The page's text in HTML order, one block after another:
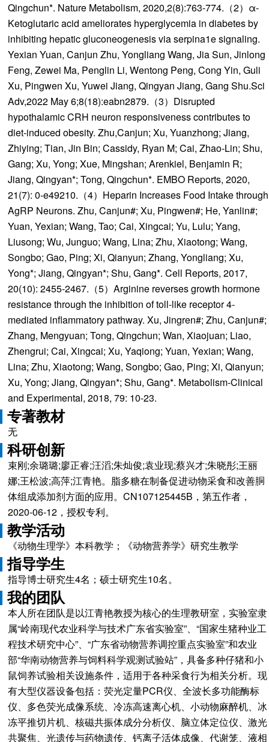
Qingchun*. Nature Metabolism, 2020,2(8):763-774.（2）α-
Ketoglutaric acid ameliorates hyperglycemia in diabetes by
inhibiting hepatic gluconeogenesis via serpina1e signaling.
Yexian Yuan, Canjun Zhu, Yongliang Wang, Jia Sun, Jinlong
Feng, Zewei Ma, Penglin Li, Wentong Peng, Cong Yin, Guli
Xu, Pingwen Xu, Yuwei Jiang, Qingyan Jiang, Gang Shu.Sci
Adv,2022 May 6;8(18):eabn2879.（3）Disrupted
hypothalamic CRH neuron responsiveness contributes to
diet-induced obesity. Zhu,Canjun; Xu, Yuanzhong; Jiang,
Zhiying; Tian, Jin Bin; Cassidy, Ryan M; Cai, Zhao-Lin; Shu,
Gang; Xu, Yong; Xue, Mingshan; Arenkiel, Benjamin R;
Jiang, Qingyan*; Tong, Qingchun*. EMBO Reports, 2020,
21(7): 0-e49210.（4）Heparin Increases Food Intake through
AgRP Neurons. Zhu, Canjun#; Xu, Pingwen#; He, Yanlin#;
Yuan, Yexian; Wang, Tao; Cai, Xingcai; Yu, Lulu; Yang,
Liusong; Wu, Junguo; Wang, Lina; Zhu, Xiaotong; Wang,
Songbo; Gao, Ping; Xi, Qianyun; Zhang, Yongliang; Xu,
Yong*; Jiang, Qingyan*; Shu, Gang*. Cell Reports, 2017,
20(10): 2455-2467.（5）Arginine reverses growth hormone
resistance through the inhibition of toll-like receptor 4-
mediated inflammatory pathway. Xu, Jingren#; Zhu, Canjun#;
Zhang, Mengyuan; Tong, Qingchun; Wan, Xiaojuan; Liao,
Zhengrui; Cai, Xingcai; Xu, Yaqiong; Yuan, Yexian; Wang,
Lina; Zhu, Xiaotong; Wang, Songbo; Gao, Ping; Xi, Qianyun;
Xu, Yong; Jiang, Qingyan*; Shu, Gang*. Metabolism-Clinical
and Experimental, 2018, 79: 10-23.
专著教材
无
科研创新
束刚;余璐璐;廖正睿;汪滔;朱灿俊;袁业现;蔡兴才;朱晓彤;王丽
娜;王松波;高萍;江青艳。脂多糖在制备促进动物采食和改善胴
体组成添加剂方面的应用。CN107125445B，第五作者，
2020-06-12，授权专利。
教学活动
《动物生理学》本科教学；《动物营养学》研究生教学
指导学生
指导博士研究生4名；硕士研究生10名。
我的团队
本人所在团队是以江青艳教授为核心的生理教研室，实验室隶
属“岭南现代农业科学与技术广东省实验室”、“国家生猪种业工
程技术研究中心”、“广东省动物营养调控重点实验室”和农业
部“华南动物营养与饲料科学观测试验站”，具备多种仔猪和小
鼠饲养试验相关设施条件，适用于各种采食行为相关分析。现
有大型仪器设备包括：荧光定量PCR仪、全波长多功能酶标
仪、多色荧光成像系统、冷冻高速离心机、小动物麻醉机、冰
冻平推切片机、核磁共振体成分分析仪、脑立体定位仪、激光
共聚焦、光遗传与药物遗传、钙离子活体成像、代谢笼、液相